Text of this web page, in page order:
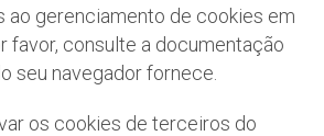
ao gerenciamento de cookies em
favor, consulte a documentação
seu navegador fornece.
os cookies de terceiros do